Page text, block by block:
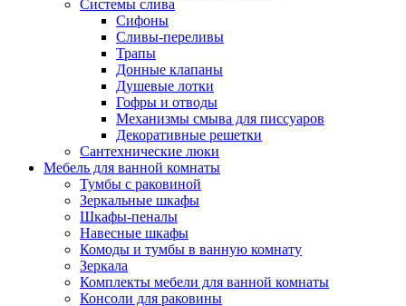
Системы слива
Сифоны
Сливы-переливы
Трапы
Донные клапаны
Душевые лотки
Гофры и отводы
Механизмы смыва для писсуаров
Декоративные решетки
Сантехнические люки
Мебель для ванной комнаты
Тумбы с раковиной
Зеркальные шкафы
Шкафы-пеналы
Навесные шкафы
Комоды и тумбы в ванную комнату
Зеркала
Комплекты мебели для ванной комнаты
Консоли для раковины